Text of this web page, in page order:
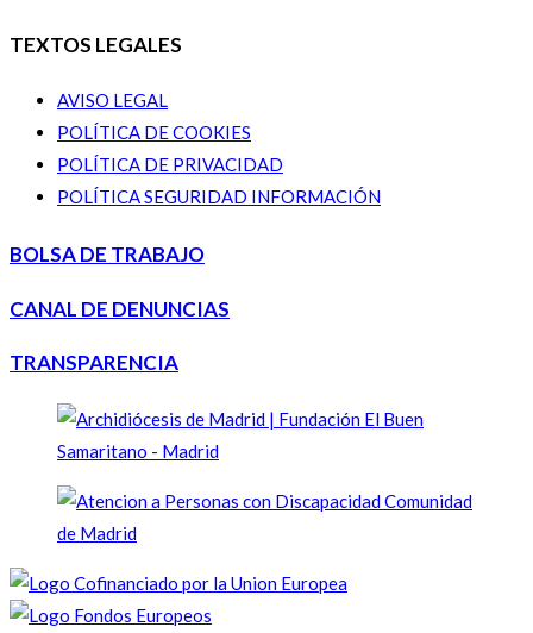
TEXTOS LEGALES
AVISO LEGAL
POLÍTICA DE COOKIES
POLÍTICA DE PRIVACIDAD
POLÍTICA SEGURIDAD INFORMACIÓN
BOLSA DE TRABAJO
CANAL DE DENUNCIAS
TRANSPARENCIA